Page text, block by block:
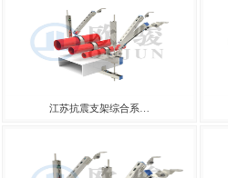
江苏抗震支架综合系…